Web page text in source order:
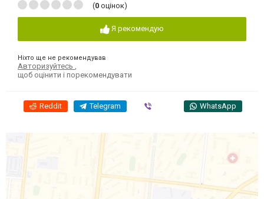
(0 оцінок)
Я рекомендую
Ніхто ще не рекомендував
Авторизуйтесь
щоб оцінити і порекомендувати
Reddit Telegram WhatsApp